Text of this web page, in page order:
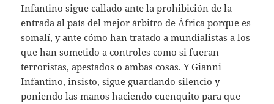
Infantino sigue callado ante la prohibición de la
entrada al país del mejor árbitro de África porque es
somalí, y ante cómo han tratado a mundialistas a los
que han sometido a controles como si fueran
terroristas, apestados o ambas cosas. Y Gianni
Infantino, insisto, sigue guardando silencio y
poniendo las manos haciendo cuenquito para que